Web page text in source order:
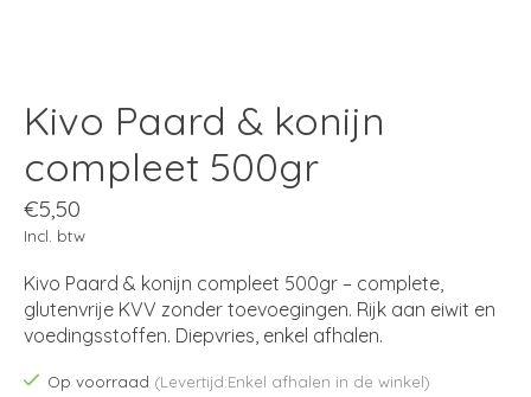
Kivo Paard & konijn
compleet 500gr
€5,50
Incl. btw
Kivo Paard & konijn compleet 500gr – complete,
glutenvrije KVV zonder toevoegingen. Rijk aan eiwit en
voedingsstoffen. Diepvries, enkel afhalen.
Op voorraad (Levertijd:Enkel afhalen in de winkel)